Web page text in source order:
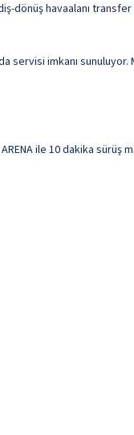
dönüş havaalanı
imkanı sunuluyor.
ile 10 dakika sürüş